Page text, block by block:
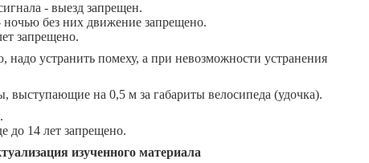
- выезд запрещен.
без них движение запрещено.
запрещено.
устранить помеху, а при невозможности устранения
выступающие на 0,5 м за габариты велосипеда (удочка).
до 14 лет запрещено.
изученного материала